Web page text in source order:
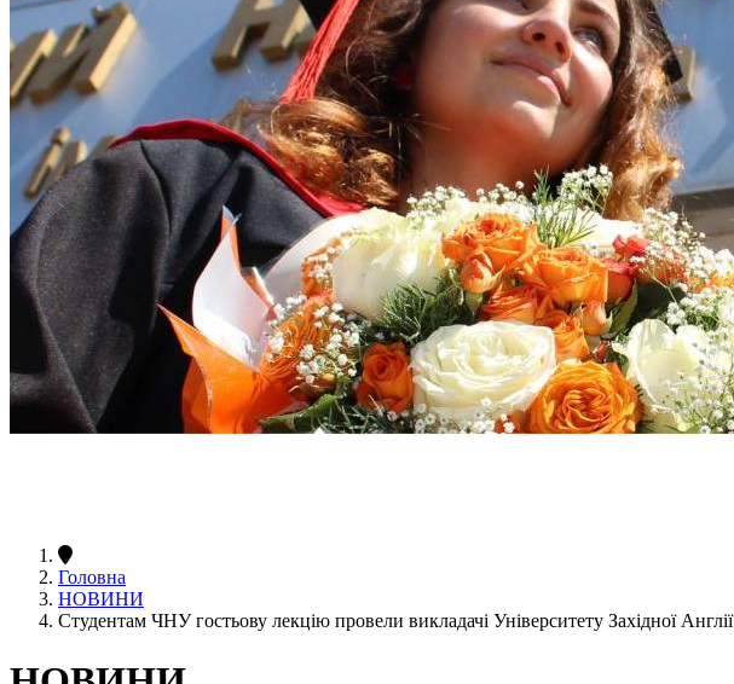
Головна
НОВИНИ
Студентам ЧНУ гостьову лекцію провели викладачі Університету Західної Англії